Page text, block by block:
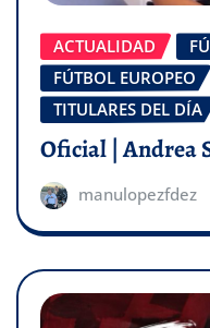
ACTUALIDAD
FÚTBOL EUROPEO
TITULARES DEL DÍA
Oficial | Andrea
manulopezfdez